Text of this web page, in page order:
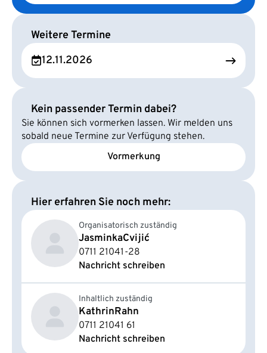
Weitere Termine
12.11.2026
Kein passender Termin dabei?
Sie können sich vormerken lassen. Wir melden uns
sobald neue Termine zur Verfügung stehen.
Vormerkung
Hier erfahren Sie noch mehr:
Organisatorisch zuständig
JasminkaCvijić
0711 21041-28
Nachricht schreiben
Inhaltlich zuständig
KathrinRahn
0711 21041 61
Nachricht schreiben